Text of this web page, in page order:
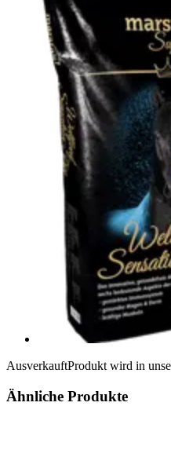
AusverkauftProdukt wird in
Ähnliche Produkte